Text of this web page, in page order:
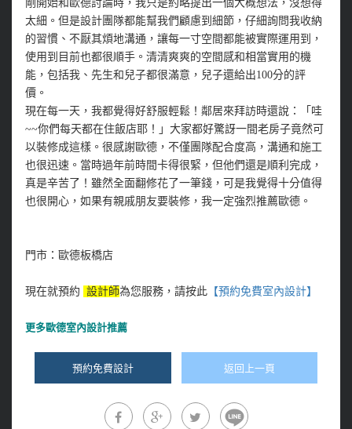
剛開始和歐德討論時，我只是約略提出一個大概想法，沒想得
太細。但是設計團隊都能幫我們顧慮到細節，仔細詢問我收納
的習慣、不厭其煩地溝通，讓每一寸空間都能被實際運用到，
使用到目前也都很順手。清清爽爽的空間感和相當實用的機
能，包括我、先生和兒子都很滿意，兒子還給出100分的評
價。
現在每一天，我都覺得好舒服輕鬆！鄰居來拜訪時還說：「哇
~~你們每天都在住飯店耶！」大家都好驚訝一間老房子竟然可
以裝修成這樣。很感謝歐德，不僅團隊配合度高，溝通和施工
也很迅速。當時過年前時間卡得很緊，但他們還是順利完成，
真是辛苦了！雖然全面翻修花了一筆錢，可是我覺得十分值得
也很開心，如果有親戚朋友要裝修，我一定強烈推薦歐德。
門市：歐德板橋店
現在就預約 設計師為您服務，請按此【預約免費室內設計】
更多歐德室內設計推薦
預約免費設計 返回上一頁